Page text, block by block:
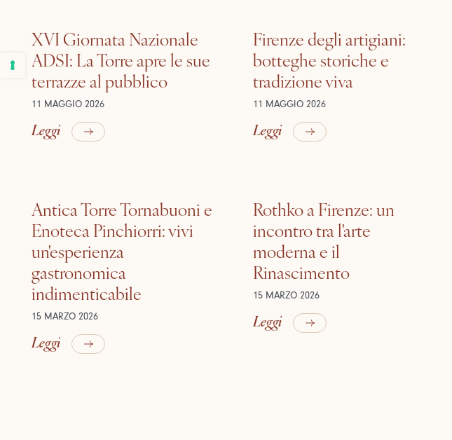
XVI Giornata Nazionale
ADSI: La Torre apre le sue
terrazze al pubblico
11 MAGGIO 2026
Leggi
Firenze degli artigiani:
botteghe storiche e
tradizione viva
11 MAGGIO 2026
Leggi
Antica Torre Tornabuoni e
Enoteca Pinchiorri: vivi
un'esperienza
gastronomica
indimenticabile
15 MARZO 2026
Leggi
Rothko a Firenze: un
incontro tra l'arte
moderna e il
Rinascimento
15 MARZO 2026
Leggi